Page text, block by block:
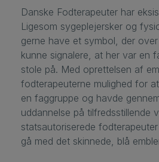
Danske Fodterapeuter har
Ligesom sygeplejersker og
gerne have et symbol, der
kunne signalere, at her var en
stole på. Med oprettelsen af
fodterapeuterne mulighed for
en faggruppe og havde
uddannelse på tilfredsstillende
statsautoriserede
gå med det skinnede, blå